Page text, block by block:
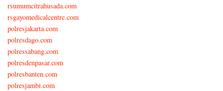
rsumumcitrahusada.com
rsgayomedicalcentre.com
polresjakarta.com
polresdago.com
polressabang.com
polresdenpasar.com
polresbanten.com
polresjambi.com